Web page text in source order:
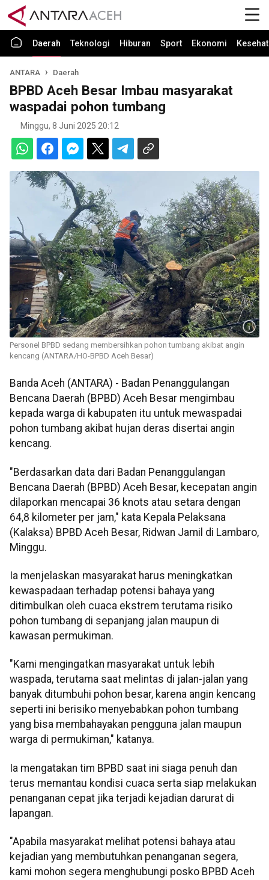
Daerah Teknologi Hiburan Sport Ekonomi
ANTARA Daerah
BPBD Aceh Besar Imbau masyarakat
waspadai pohon tumbang
Minggu, 8 Juni 2025 20:12
Personel BPBD sedang membersihkan pohon tumbang akibat angin
kencang (ANTARA/HO-BPBD Aceh Besar)
Banda Aceh (ANTARA) - Badan Penanggulangan
Bencana Daerah (BPBD) Aceh Besar mengimbau
kepada warga di kabupaten itu untuk mewaspadai
pohon tumbang akibat hujan deras disertai angin
kencang.
"Berdasarkan data dari Badan Penanggulangan
Bencana Daerah (BPBD) Aceh Besar, kecepatan angin
dilaporkan mencapai 36 knots atau setara dengan
64,8 kilometer per jam," kata Kepala Pelaksana
(Kalaksa) BPBD Aceh Besar, Ridwan Jamil di Lambaro,
Minggu.
Ia menjelaskan masyarakat harus meningkatkan
kewaspadaan terhadap potensi bahaya yang
ditimbulkan oleh cuaca ekstrem terutama risiko
pohon tumbang di sepanjang jalan maupun di
kawasan permukiman.
"Kami mengingatkan masyarakat untuk lebih
waspada, terutama saat melintas di jalan-jalan yang
banyak ditumbuhi pohon besar, karena angin kencang
seperti ini berisiko menyebabkan pohon tumbang
yang bisa membahayakan pengguna jalan maupun
warga di permukiman," katanya.
Ia mengatakan tim BPBD saat ini siaga penuh dan
terus memantau kondisi cuaca serta siap melakukan
penanganan cepat jika terjadi kejadian darurat di
lapangan.
"Apabila masyarakat melihat potensi bahaya atau
kejadian yang membutuhkan penanganan segera,
kami mohon segera menghubungi posko BPBD Aceh